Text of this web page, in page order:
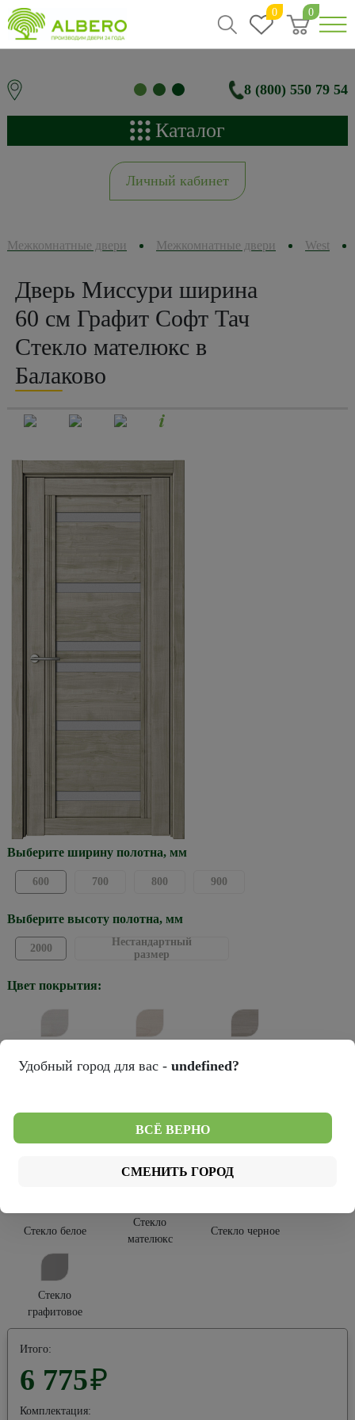
0 0
8 (800) 550 79 54
Каталог
Личный кабинет
Межкомнатные двери Межкомнатные двери West
Дверь Миссури ширина
60 см Графит Софт Тач
Стекло мателюкс в
Балаково
Выберите ширину полотна, мм
600 700 800 900
Выберите высоту полотна, мм
2000
Нестандартный
размер
Цвет покрытия:
Тип покрытия:
Софт Тач
Стекло белое
Стекло
мателюкс
Стекло черное
Стекло
графитовое
Итого:
6 775₽
Комплектация:
Удобный город для вас - undefined?
ВСЁ ВЕРНО
СМЕНИТЬ ГОРОД